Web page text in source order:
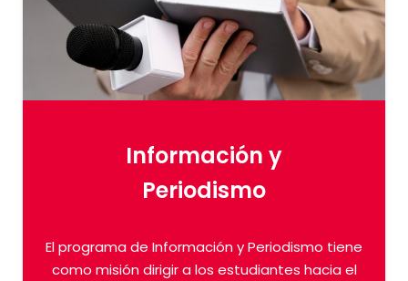
Información y
Periodismo
El programa de Información y Periodismo tiene
como misión dirigir a los estudiantes hacia el